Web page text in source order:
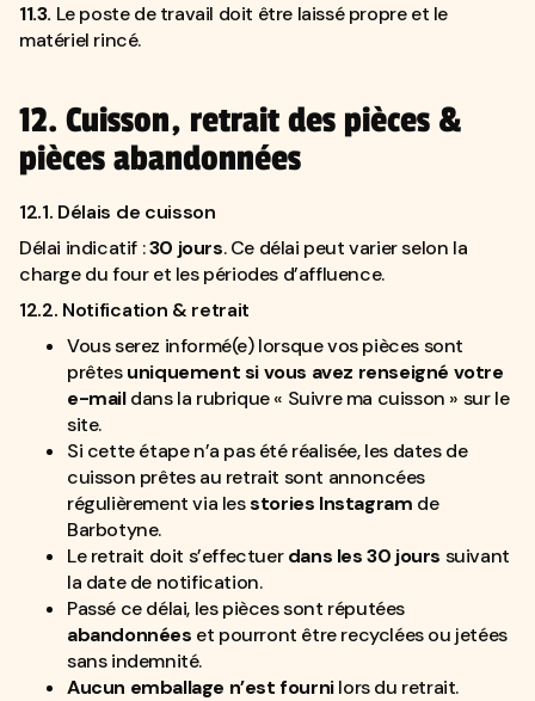
11.3. Le poste de travail doit être laissé propre et le
matériel rincé.
12. Cuisson, retrait des pièces &
pièces abandonnées
12.1. Délais de cuisson
Délai indicatif :30 jours. Ce délai peut varier selon la
charge du four et les périodes d’affluence.
12.2. Notification & retrait
Vous serez informé(e) lorsque vos pièces sont
prêtesuniquement si vous avez renseigné votre
e-maildans la rubrique « Suivre ma cuisson » sur le
site.
Si cette étape n’a pas été réalisée, les dates de
cuisson prêtes au retrait sont annoncées
régulièrement via lesstories Instagram de
Barbotyne.
Le retrait doit s’effectuerdans les 30 jours suivant
la date de notification.
Passé ce délai, les pièces sont réputées
abandonnées et pourront être recyclées ou jetées
sans indemnité.
Aucun emballage n’est fournilors du retrait.